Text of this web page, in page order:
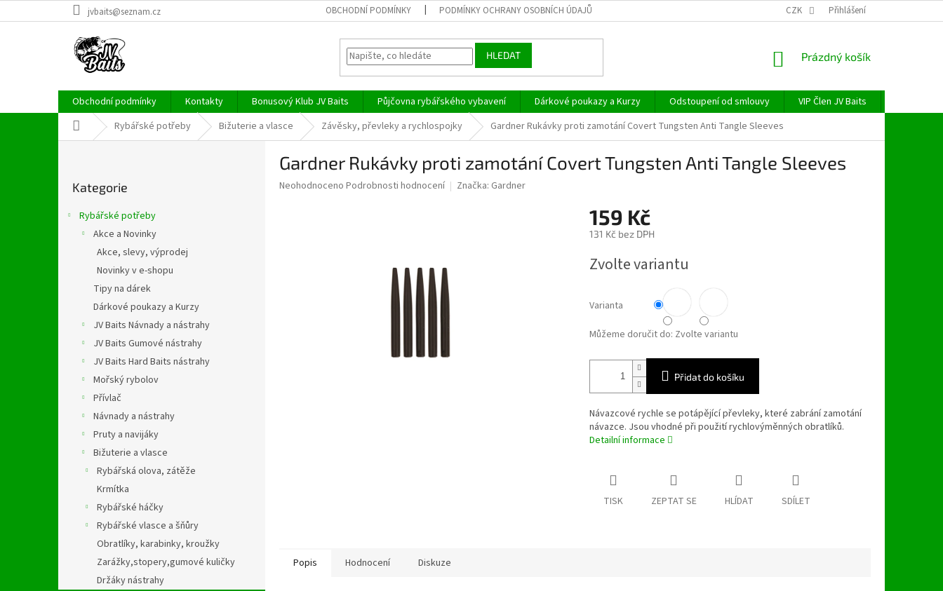
na
jvbaits@seznam.cz OBCHODNÍ PODMÍNKY PODMÍNKY OCHRANY OSOBNÍCH ÚDAJŮ CZK Přihlášení
HLEDAT
NÁKUPNÍ
Prázdný košík
Obchodní podmínky Kontakty Bonusový Klub JV Baits Půjčovna rybářského vybavení Dárkové poukazy a Kurzy Odstoupení od smlouvy VIP Člen JV Baits
Domů Rybářské potřeby Bižuterie a vlasce Závěsky, převleky a rychlospojky Gardner Rukávky proti zamotání Covert Tungsten Anti Tangle Sleeves
kategorie
Kategorie
Rybářské potřeby
Akce a Novinky
Akce, slevy, výprodej
Novinky v e-shopu
Tipy na dárek
Dárkové poukazy a Kurzy
JV Baits Návnady a nástrahy
JV Baits Gumové nástrahy
JV Baits Hard Baits nástrahy
Mořský rybolov
Přívlač
Návnady a nástrahy
Pruty a navijáky
Bižuterie a vlasce
Rybářská olova, zátěže
Krmítka
Rybářské háčky
Rybářské vlasce a šňůry
Obratlíky, karabinky, kroužky
Zarážky,stopery,gumové kuličky
Držáky nástrahy
Gardner Rukávky proti zamotání Covert Tungsten Anti Tangle Sleeves
Průměrné
Neohodnoceno Podrobnosti hodnocení Značka: Gardner
159 Kč
131 Kč bez DPH
cena:
Zvolte variantu
Varianta
Můžeme doručit do: Zvolte variantu
Přidat do košíku
Návazcové rychle se potápějící převleky, které zabrání zamotání
návazce. Jsou vhodné při použití rychlovýměnných obratlíků.
Detailní informace
TISK ZEPTAT SE HLÍDAT SDÍLET
Popis Hodnocení Diskuze